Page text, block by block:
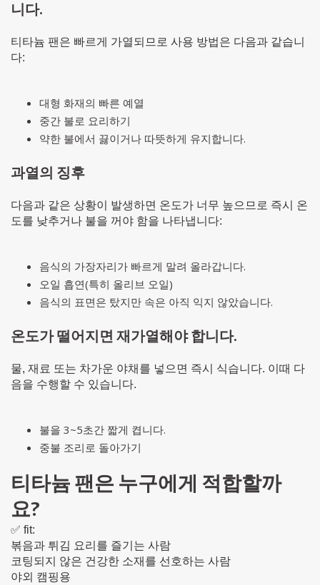
니다.
티타늄 팬은 빠르게 가열되므로 사용 방법은 다음과 같습니
다:
대형 화재의 빠른 예열
중간 불로 요리하기
약한 불에서 끓이거나 따뜻하게 유지합니다.
과열의 징후
다음과 같은 상황이 발생하면 온도가 너무 높으므로 즉시 온
도를 낮추거나 불을 꺼야 함을 나타냅니다:
음식의 가장자리가 빠르게 말려 올라갑니다.
오일 흡연(특히 올리브 오일)
음식의 표면은 탔지만 속은 아직 익지 않았습니다.
온도가 떨어지면 재가열해야 합니다.
물, 재료 또는 차가운 야채를 넣으면 즉시 식습니다. 이때 다
음을 수행할 수 있습니다.
불을 3~5초간 짧게 켭니다.
중불 조리로 돌아가기
티타늄 팬은 누구에게 적합할까
요?
✅ fit:
볶음과 튀김 요리를 즐기는 사람
코팅되지 않은 건강한 소재를 선호하는 사람
야외 캠핑용